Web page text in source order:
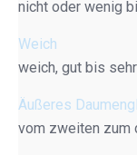
nicht oder wenig
Weich
weich, gut bis
Äußeres
vom zweiten zum